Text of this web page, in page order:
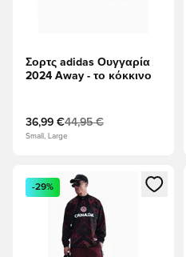
Σορτς adidas Ουγγαρία
2024 Away - το κόκκινο
36,99 €44,95 €
Small, Large
Ανοίγει ένα Modal για να
-29%